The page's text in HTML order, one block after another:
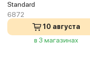
Standard
6872
10 августа
в 3 магазинах